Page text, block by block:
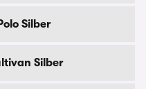
Silber
Silber